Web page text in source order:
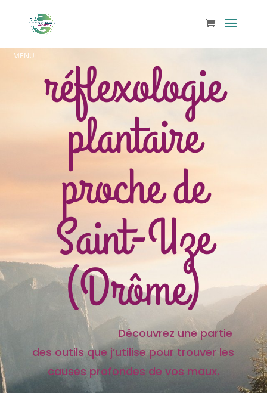
réflexologie
plantaire
proche de
Saint-Uze
(Drôme)
Découvrez une partie
des outils que j’utilise pour trouver les
causes profondes de vos maux.